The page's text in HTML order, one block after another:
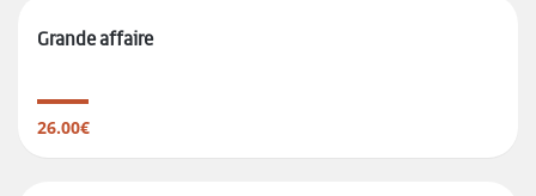
Grande affaire
26.00€